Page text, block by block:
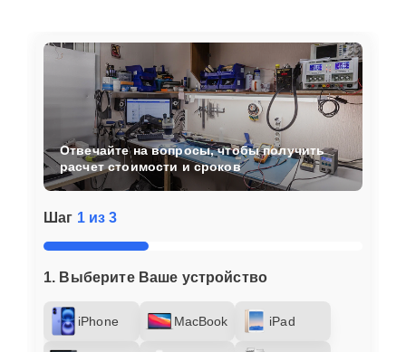
Шаг 1 из 3
1. Выберите Ваше устройство
iPhone MacBook iPad
Отвечайте на вопросы, чтобы получить
расчет стоимости и сроков